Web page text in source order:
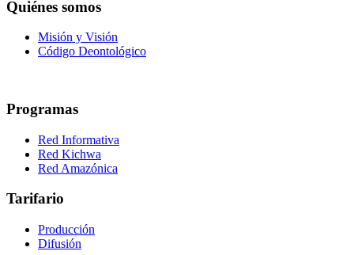
Quiénes somos
Misión y Visión
Código Deontológico
Programas
Red Informativa
Red Kichwa
Red Amazónica
Tarifario
Producción
Difusión